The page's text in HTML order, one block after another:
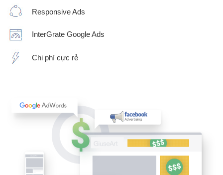
Responsive Ads
InterGrate Google Ads
Chi phí cực rẻ